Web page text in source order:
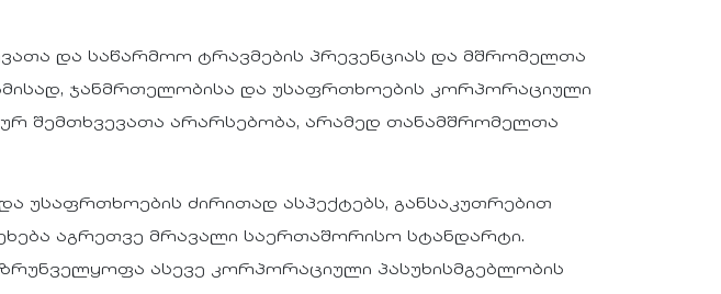
და საწარმოო ტრავმების პრევენციას და მშრომელთა
ჯანმრთელობისა და უსაფრთხოების კორპორაციული
შემთხვევათა არარსებობა, არამედ თანამშრომელთა
უსაფრთხოების ძირითად ასპექტებს, განსაკუთრებით
აგრეთვე მრავალი საერთაშორისო სტანდარტი.
ასევე კორპორაციული პასუხისმგებლობის